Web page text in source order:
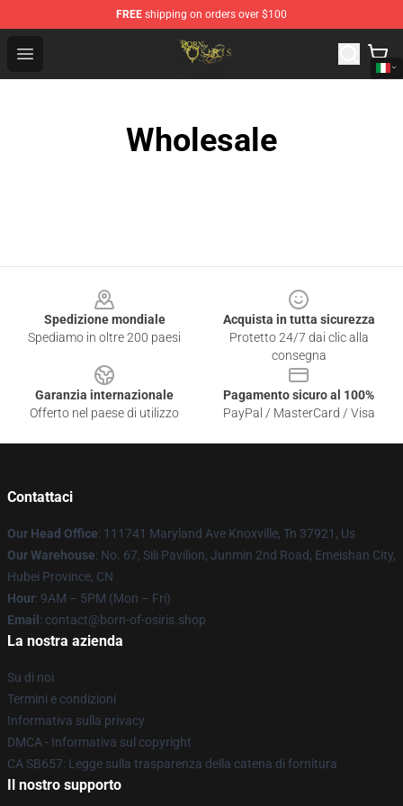
FREE shipping on orders over $100
Open menu
Born Of Osiris Store - Official Born Of Osiris
Wholesale
Spedizione mondiale
Spediamo in oltre 200 paesi
Acquista in tutta sicurezza
Protetto 24/7 dai clic alla
consegna
Garanzia internazionale
Offerto nel paese di utilizzo
Pagamento sicuro al 100%
PayPal / MasterCard / Visa
Contattaci
Our Head Office: 111741 Maryland Ave Knoxville, Tn 37921, Us
Our Warehouse: No. 67, Sili Pavilion, Junmin 2nd Road, Emeishan City,
Hubei Province, CN
Hour: 9AM – 5PM (Mon – Fri)
Email : contact@born-of-osiris.shop
La nostra azienda
Su di noi
Termini e condizioni
Informativa sulla privacy
DMCA - Informativa sul copyright
CA SB657: Legge sulla trasparenza della catena di fornitura
Il nostro supporto